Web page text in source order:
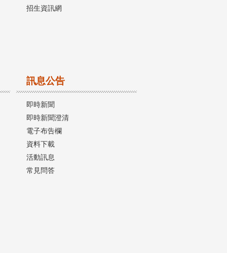
招生資訊網
訊息公告
即時新聞
即時新聞澄清
電子布告欄
資料下載
活動訊息
常見問答